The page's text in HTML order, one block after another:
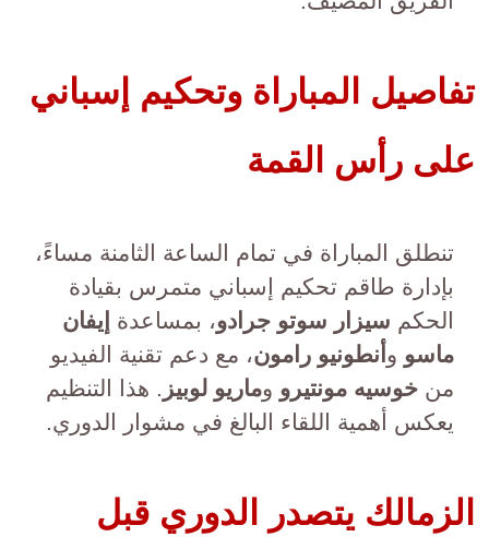
تفاصيل المباراة وتحكيم إسباني
على رأس القمة
تنطلق المباراة في تمام الساعة الثامنة مساءً،
بإدارة طاقم تحكيم إسباني متمرس بقيادة
الحكم سيزار سوتو جرادو، بمساعدة
إيفان
ماسو و أنطونيو رامون، مع دعم تقنية الفيديو
من خوسيه مونتيرو وماريو لوبيز . هذا التنظيم
يعكس أهمية اللقاء البالغ في مشوار الدوري.
الزمالك يتصدر الدوري قبل